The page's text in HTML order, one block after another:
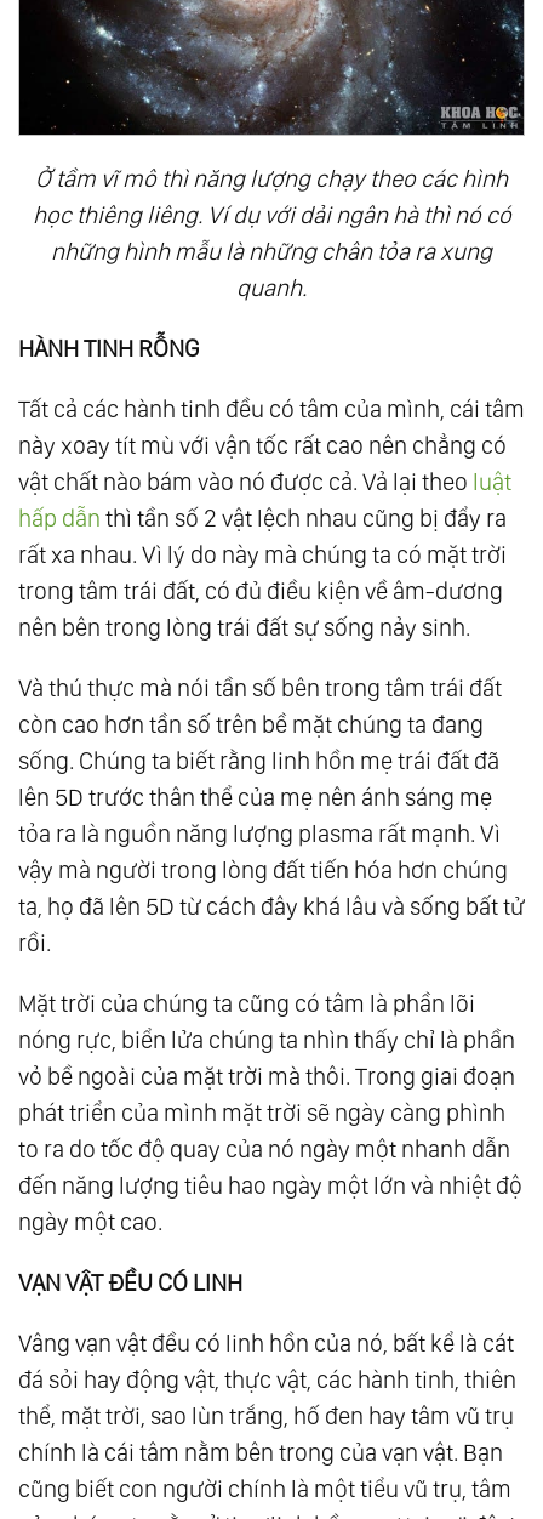
Ở tầm vĩ mô thì năng lượng chạy theo các hình
học thiêng liêng. Ví dụ với dải ngân hà thì nó có
những hình mẫu là những chân tỏa ra xung
quanh.
HÀNH TINH RỖNG
Tất cả các hành tinh đều có tâm của mình, cái tâm
này xoay tít mù với vận tốc rất cao nên chẳng có
vật chất nào bám vào nó được cả. Vả lại theo luật
hấp dẫn thì tần số 2 vật lệch nhau cũng bị đẩy ra
rất xa nhau. Vì lý do này mà chúng ta có mặt trời
trong tâm trái đất, có đủ điều kiện về âm-dương
nên bên trong lòng trái đất sự sống nảy sinh.
Và thú thực mà nói tần số bên trong tâm trái đất
còn cao hơn tần số trên bề mặt chúng ta đang
sống. Chúng ta biết rằng linh hồn mẹ trái đất đã
lên 5D trước thân thể của mẹ nên ánh sáng mẹ
tỏa ra là nguồn năng lượng plasma rất mạnh. Vì
vậy mà người trong lòng đất tiến hóa hơn chúng
ta, họ đã lên 5D từ cách đây khá lâu và sống bất tử
rồi.
Mặt trời của chúng ta cũng có tâm là phần lõi
nóng rực, biển lửa chúng ta nhìn thấy chỉ là phần
vỏ bề ngoài của mặt trời mà thôi. Trong giai đoạn
phát triển của mình mặt trời sẽ ngày càng phình
to ra do tốc độ quay của nó ngày một nhanh dẫn
đến năng lượng tiêu hao ngày một lớn và nhiệt độ
ngày một cao.
VẠN VẬT ĐỀU CÓ LINH
Vâng vạn vật đều có linh hồn của nó, bất kể là cát
đá sỏi hay động vật, thực vật, các hành tinh, thiên
thể, mặt trời, sao lùn trắng, hố đen hay tâm vũ trụ
chính là cái tâm nằm bên trong của vạn vật. Bạn
cũng biết con người chính là một tiểu vũ trụ, tâm